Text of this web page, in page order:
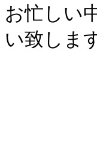
お忙しい
い致しま